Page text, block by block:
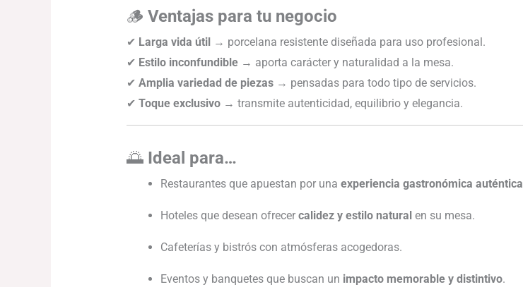
🪵 Ventajas para tu negocio
✔ Larga vida útil → porcelana resistente diseñada para uso profesional.
✔ Estilo inconfundible→ aporta carácter y naturalidad a la mesa.
✔ Amplia variedad de piezas→ pensadas para todo tipo de servicios.
✔ Toque exclusivo→ transmite autenticidad, equilibrio y elegancia.
🌅 Ideal para…
Restaurantes que apuestan por una experiencia gastronómica auténtica
Hoteles que desean ofrecer calidez y estilo natural en su mesa.
Cafeterías y bistrós con atmósferas acogedoras.
Eventos y banquetes que buscan un impacto memorable y distintivo.